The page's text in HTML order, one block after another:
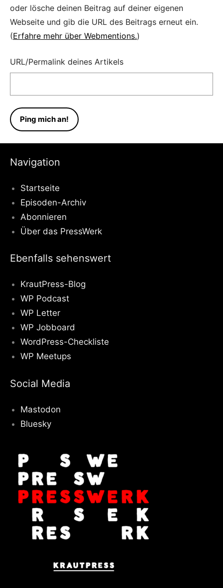
oder lösche deinen Beitrag auf deiner eigenen
Webseite und gib die URL des Beitrags erneut ein.
(Erfahre mehr über Webmentions.)
URL/Permalink deines Artikels
Navigation
Startseite
Episoden-Archiv
Abonnieren
Über das PressWerk
Ebenfalls sehenswert
KrautPress-Blog
WP Podcast
WP Letter
WP Jobboard
WordPress-Checkliste
WP Meetups
Social Media
Mastodon
Bluesky